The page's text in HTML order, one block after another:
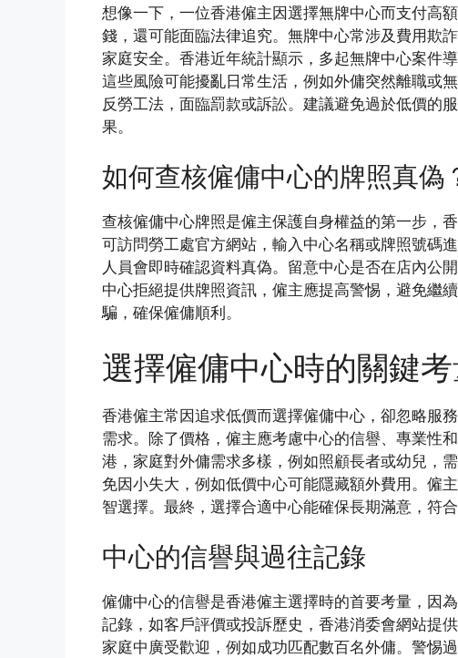
想像一下，一位香港僱主因選擇無牌中心而支付高
錢，還可能面臨法律追究。無牌中心常涉及費用欺
家庭安全。香港近年統計顯示，多起無牌中心案件
這些風險可能擾亂日常生活，例如外傭突然離職或
反勞工法，面臨罰款或訴訟。建議避免過於低價的
果。
如何查核僱傭中心的牌照真偽
查核僱傭中心牌照是僱主保護自身權益的第一步，
可訪問勞工處官方網站，輸入中心名稱或牌照號碼
人員會即時確認資料真偽。留意中心是否在店內公
中心拒絕提供牌照資訊，僱主應提高警惕，避免繼
騙，確保僱傭順利。
選擇僱傭中心時的關鍵
香港僱主常因追求低價而選擇僱傭中心，卻忽略服
需求。除了價格，僱主應考慮中心的信譽、專業性
港，家庭對外傭需求多樣，例如照顧長者或幼兒，
免因小失大，例如低價中心可能隱藏額外費用。僱
智選擇。最終，選擇合適中心能確保長期滿意，符
中心的信譽與過往記錄
僱傭中心的信譽是香港僱主選擇時的首要考量，因
記錄，如客戶評價或投訴歷史，香港消委會網站提
家庭中廣受歡迎，例如成功匹配數百名外傭。警惕